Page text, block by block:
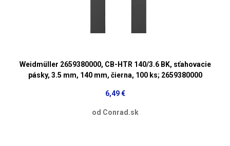
Weidmüller 2659380000, CB-HTR 140/3.6 BK, sťahovacie
pásky, 3.5 mm, 140 mm, čierna, 100 ks; 2659380000
6,49 €
od Conrad.sk